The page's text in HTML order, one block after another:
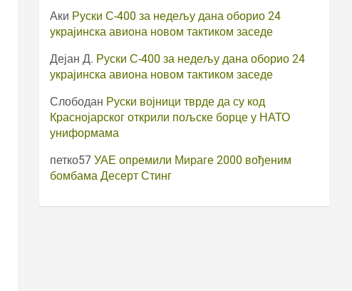
Аки Руски С-400 за недељу дана оборио 24
украјинска авиона новом тактиком заседе
Дејан Д. Руски С-400 за недељу дана оборио 24
украјинска авиона новом тактиком заседе
Слободан Руски војници тврде да су код
Краснојарског открили пољске борце у НАТО
униформама
петко57 УАЕ опремили Мираге 2000 вођеним
бомбама Десерт Стинг